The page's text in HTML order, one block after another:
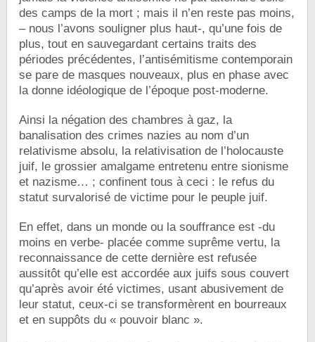
des camps de la mort ; mais il n’en reste pas moins,
– nous l’avons souligner plus haut-, qu’une fois de
plus, tout en sauvegardant certains traits des
périodes précédentes, l’antisémitisme contemporain
se pare de masques nouveaux, plus en phase avec
la donne idéologique de l’époque post-moderne.
Ainsi la négation des chambres à gaz, la
banalisation des crimes nazies au nom d’un
relativisme absolu, la relativisation de l’holocauste
juif, le grossier amalgame entretenu entre sionisme
et nazisme… ; confinent tous à ceci : le refus du
statut survalorisé de victime pour le peuple juif.
En effet, dans un monde ou la souffrance est -du
moins en verbe- placée comme suprême vertu, la
reconnaissance de cette dernière est refusée
aussitôt qu’elle est accordée aux juifs sous couvert
qu’après avoir été victimes, usant abusivement de
leur statut, ceux-ci se transformèrent en bourreaux
et en suppôts du « pouvoir blanc ».